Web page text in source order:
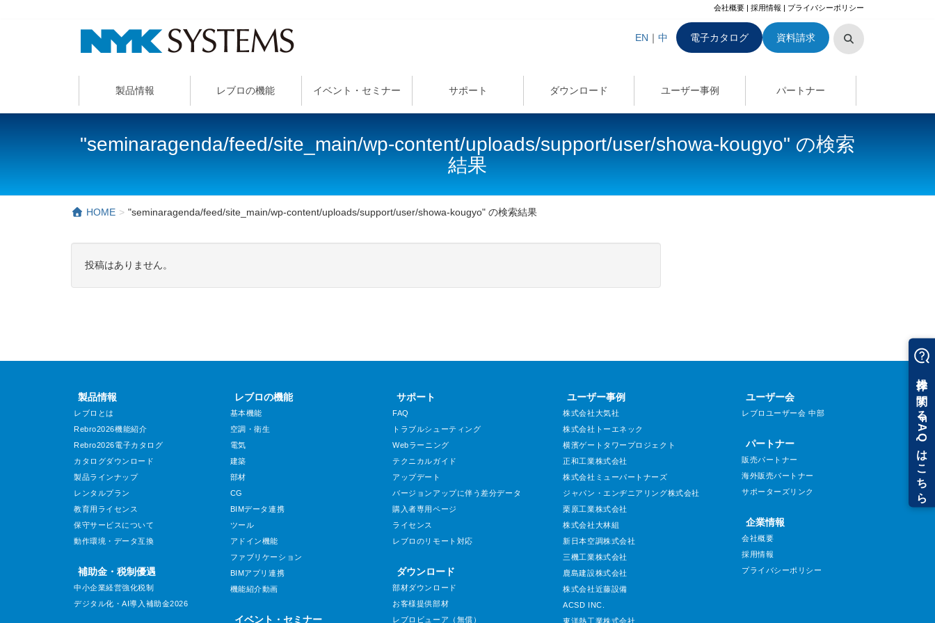
会社概要 | 採用情報 | プライバシーポリシー
EN ｜ 中 電子カタログ 資料請求
製品情報 レブロの機能 イベント・セミナー サポート ダウンロード ユーザー事例 パートナー
"seminaragenda/feed/site_main/wp-content/uploads/support/user/showa-kougyo" の検索
結果
HOME "seminaragenda/feed/site_main/wp-content/uploads/support/user/showa-kougyo" の検索結果
投稿はありません。
製品情報
レブロとは
Rebro2026機能紹介
Rebro2026電子カタログ
カタログダウンロード
製品ラインナップ
レンタルプラン
教育用ライセンス
保守サービスについて
動作環境・データ互換
補助金・税制優遇
中小企業経営強化税制
デジタル化・AI導入補助金2026
レブロの機能
基本機能
空調・衛生
電気
建築
部材
CG
BIMデータ連携
ツール
アドイン機能
ファブリケーション
BIMアプリ連携
機能紹介動画
イベント・セミナー
サポート
FAQ
トラブルシューティング
Webラーニング
テクニカルガイド
アップデート
バージョンアップに伴う差分データ
購入者専用ページ
ライセンス
レブロのリモート対応
ダウンロード
部材ダウンロード
お客様提供部材
レブロビューア（無償）
ユーザー事例
株式会社大気社
株式会社トーエネック
横濱ゲートタワープロジェクト
正和工業株式会社
株式会社ミューパートナーズ
ジャパン・エンヂニアリング株式会社
栗原工業株式会社
株式会社大林組
新日本空調株式会社
三機工業株式会社
鹿島建設株式会社
株式会社近藤設備
ACSD INC.
東洋熱工業株式会社
ユーザー会
レブロユーザー会 中部
パートナー
販売パートナー
海外販売パートナー
サポーターズリンク
企業情報
会社概要
採用情報
プライバシーポリシー